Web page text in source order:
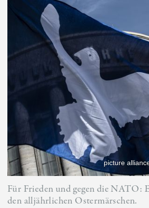
picture
Für Frieden und gegen die NATO:
den alljährlichen Ostermärschen.